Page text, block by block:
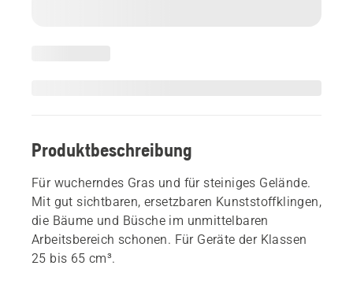
Produktbeschreibung
Für wucherndes Gras und für steiniges Gelände.
Mit gut sichtbaren, ersetzbaren Kunststoffklingen,
die Bäume und Büsche im unmittelbaren
Arbeitsbereich schonen. Für Geräte der Klassen
25 bis 65 cm³.